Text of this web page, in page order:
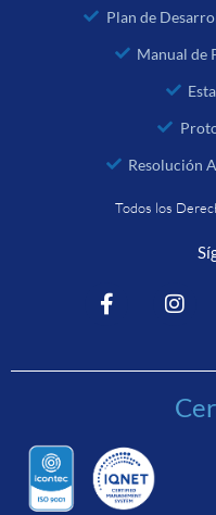
Plan de
Manual de
Resolución
Todos los